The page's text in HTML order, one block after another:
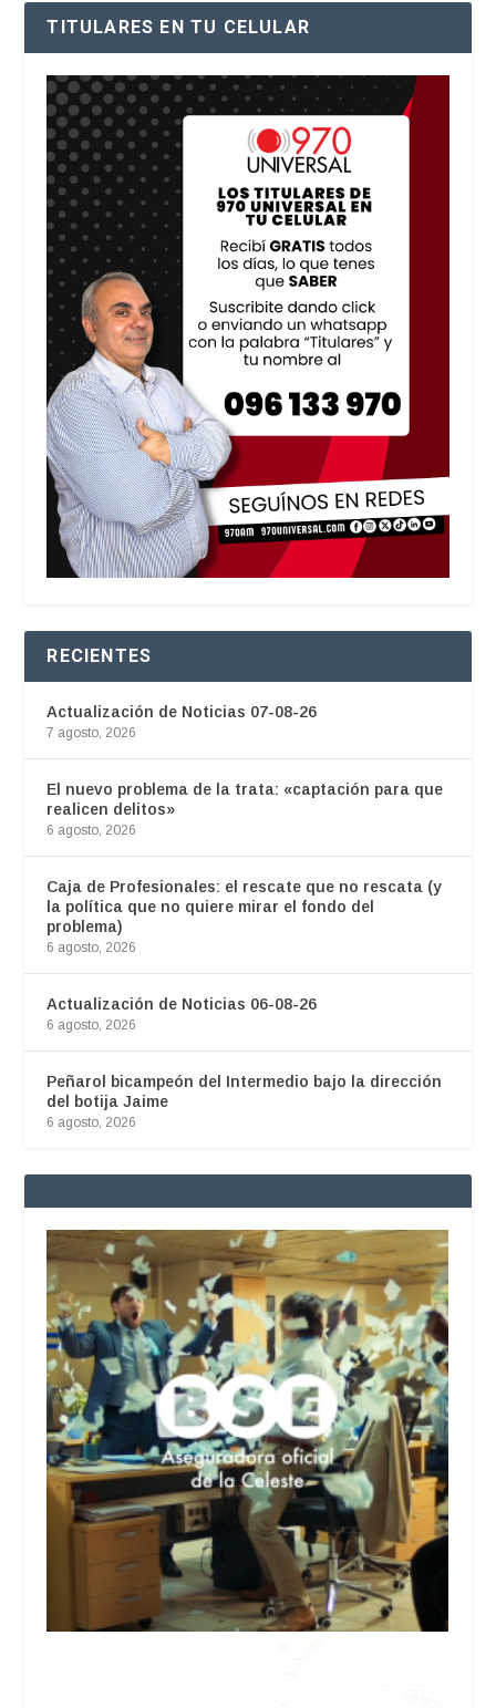
TITULARES EN TU CELULAR
RECIENTES
Actualización de Noticias 07-08-26
7 agosto, 2026
El nuevo problema de la trata: «captación para que
realicen delitos»
6 agosto, 2026
Caja de Profesionales: el rescate que no rescata (y
la política que no quiere mirar el fondo del
problema)
6 agosto, 2026
Actualización de Noticias 06-08-26
6 agosto, 2026
Peñarol bicampeón del Intermedio bajo la dirección
del botija Jaime
6 agosto, 2026